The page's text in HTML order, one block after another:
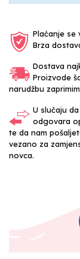
Plaćanje se
Brza
Dostava
Proizvode
narudžbu
U slučaju
odgovara
te da nam
vezano za
novca.